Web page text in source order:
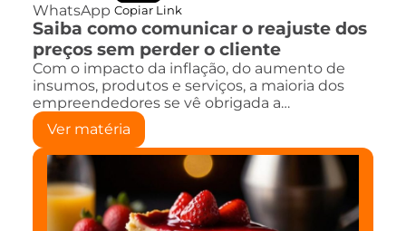
WhatsApp Copiar Link
Saiba como comunicar o reajuste dos
preços sem perder o cliente
Com o impacto da inflação, do aumento de
insumos, produtos e serviços, a maioria dos
empreendedores se vê obrigada a…
Ver matéria